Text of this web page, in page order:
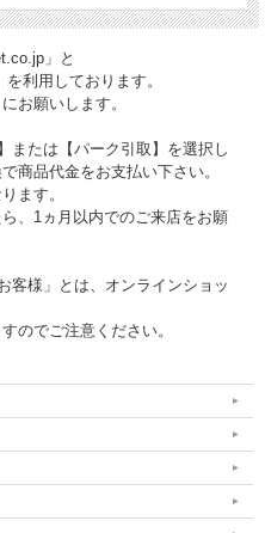
」と
利用しております。
願いします。
たは【パーク引取】を選択し
商品代金をお支払い下さい。
ます。
1ヵ月以内でのご来店をお願
様」とは、オンラインショッ
でご注意ください。